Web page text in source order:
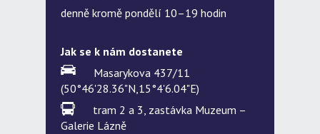
denně kromě pondělí 10–19 hodin
Jak se k nám dostanete
Masarykova 437/11
(50°46'28.36"N,15°4'6.04"E)
tram 2 a 3, zastávka Muzeum –
Galerie Lázně